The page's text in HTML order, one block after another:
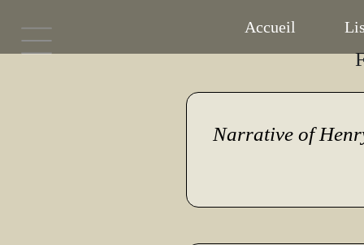
Accueil
Narrative of